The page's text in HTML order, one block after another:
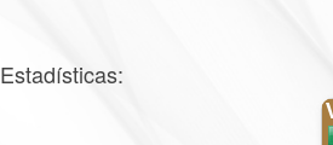
Estadísticas: